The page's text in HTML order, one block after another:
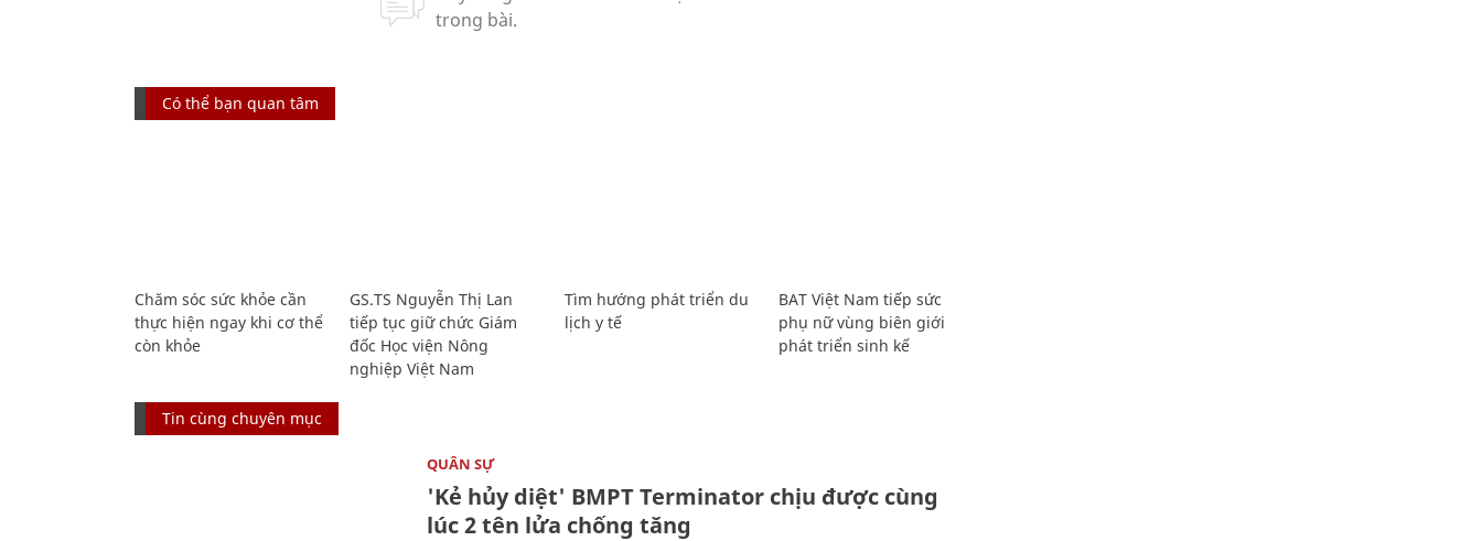
Có thể bạn quan tâm
Chăm sóc sức khỏe cần
thực hiện ngay khi cơ thể
còn khỏe
GS.TS Nguyễn Thị Lan
tiếp tục giữ chức Giám
đốc Học viện Nông
nghiệp Việt Nam
Tìm hướng phát triển du
lịch y tế
BAT Việt Nam tiếp sức
phụ nữ vùng biên giới
phát triển sinh kế
Tin cùng chuyên mục
QUÂN SỰ
'Kẻ hủy diệt' BMPT Terminator chịu được cùng
lúc 2 tên lửa chống tăng